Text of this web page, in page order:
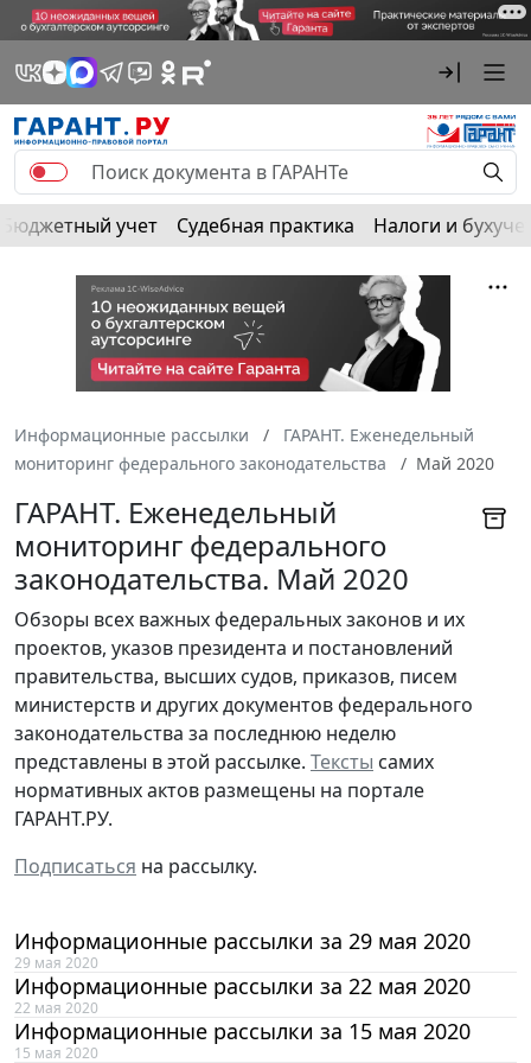
Бюджетный учет Судебная практика Налоги и
Информационные рассылки
ГАРАНТ. Еженедельный
мониторинг федерального законодательства
Май 2020
ГАРАНТ. Еженедельный
мониторинг федерального
законодательства. Май 2020
Обзоры всех важных федеральных законов и их
проектов, указов президента и постановлений
правительства, высших судов, приказов, писем
министерств и других документов федерального
законодательства за последнюю неделю
представлены в этой рассылке. Тексты самих
нормативных актов размещены на портале
ГАРАНТ.РУ.
Подписаться на рассылку.
Информационные рассылки за 29 мая 2020
29 мая 2020
Информационные рассылки за 22 мая 2020
22 мая 2020
Информационные рассылки за 15 мая 2020
15 мая 2020